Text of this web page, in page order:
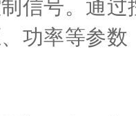
信号。通
功率等参